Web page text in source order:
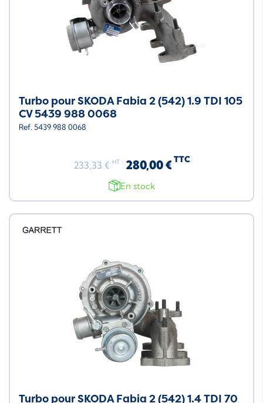
Turbo pour SKODA Fabia 2 (542) 1.9 TDI 105
CV 5439 988 0068
Ref. 5439 988 0068
233,33 € HT 280,00 € TTC
En stock
Turbo pour SKODA Fabia 2 (542) 1.4 TDI 70